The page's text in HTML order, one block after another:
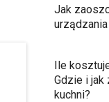
Jak
Ile
Gdzie i jak
kuchni?